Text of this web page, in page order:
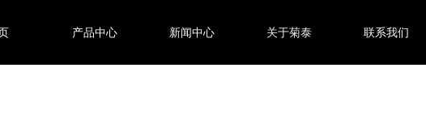
产品中心 新闻中心 关于菊泰 联系我们